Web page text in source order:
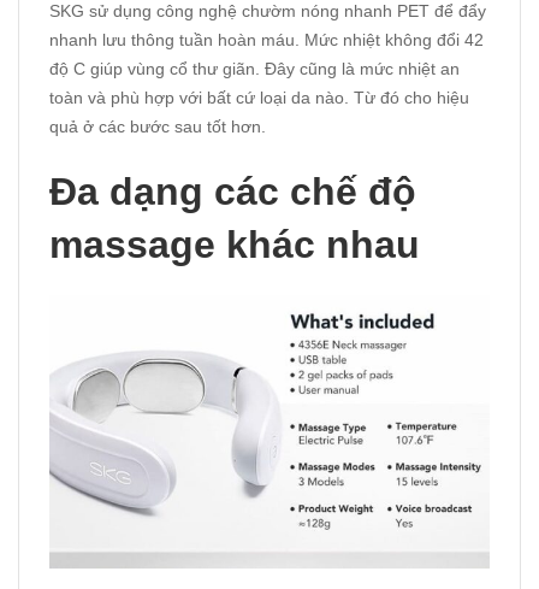
SKG sử dụng công nghệ chườm nóng nhanh PET để đẩy
nhanh lưu thông tuần hoàn máu. Mức nhiệt không đổi 42
độ C giúp vùng cổ thư giãn. Đây cũng là mức nhiệt an
toàn và phù hợp với bất cứ loại da nào. Từ đó cho hiệu
quả ở các bước sau tốt hơn.
Đa dạng các chế độ
massage khác nhau